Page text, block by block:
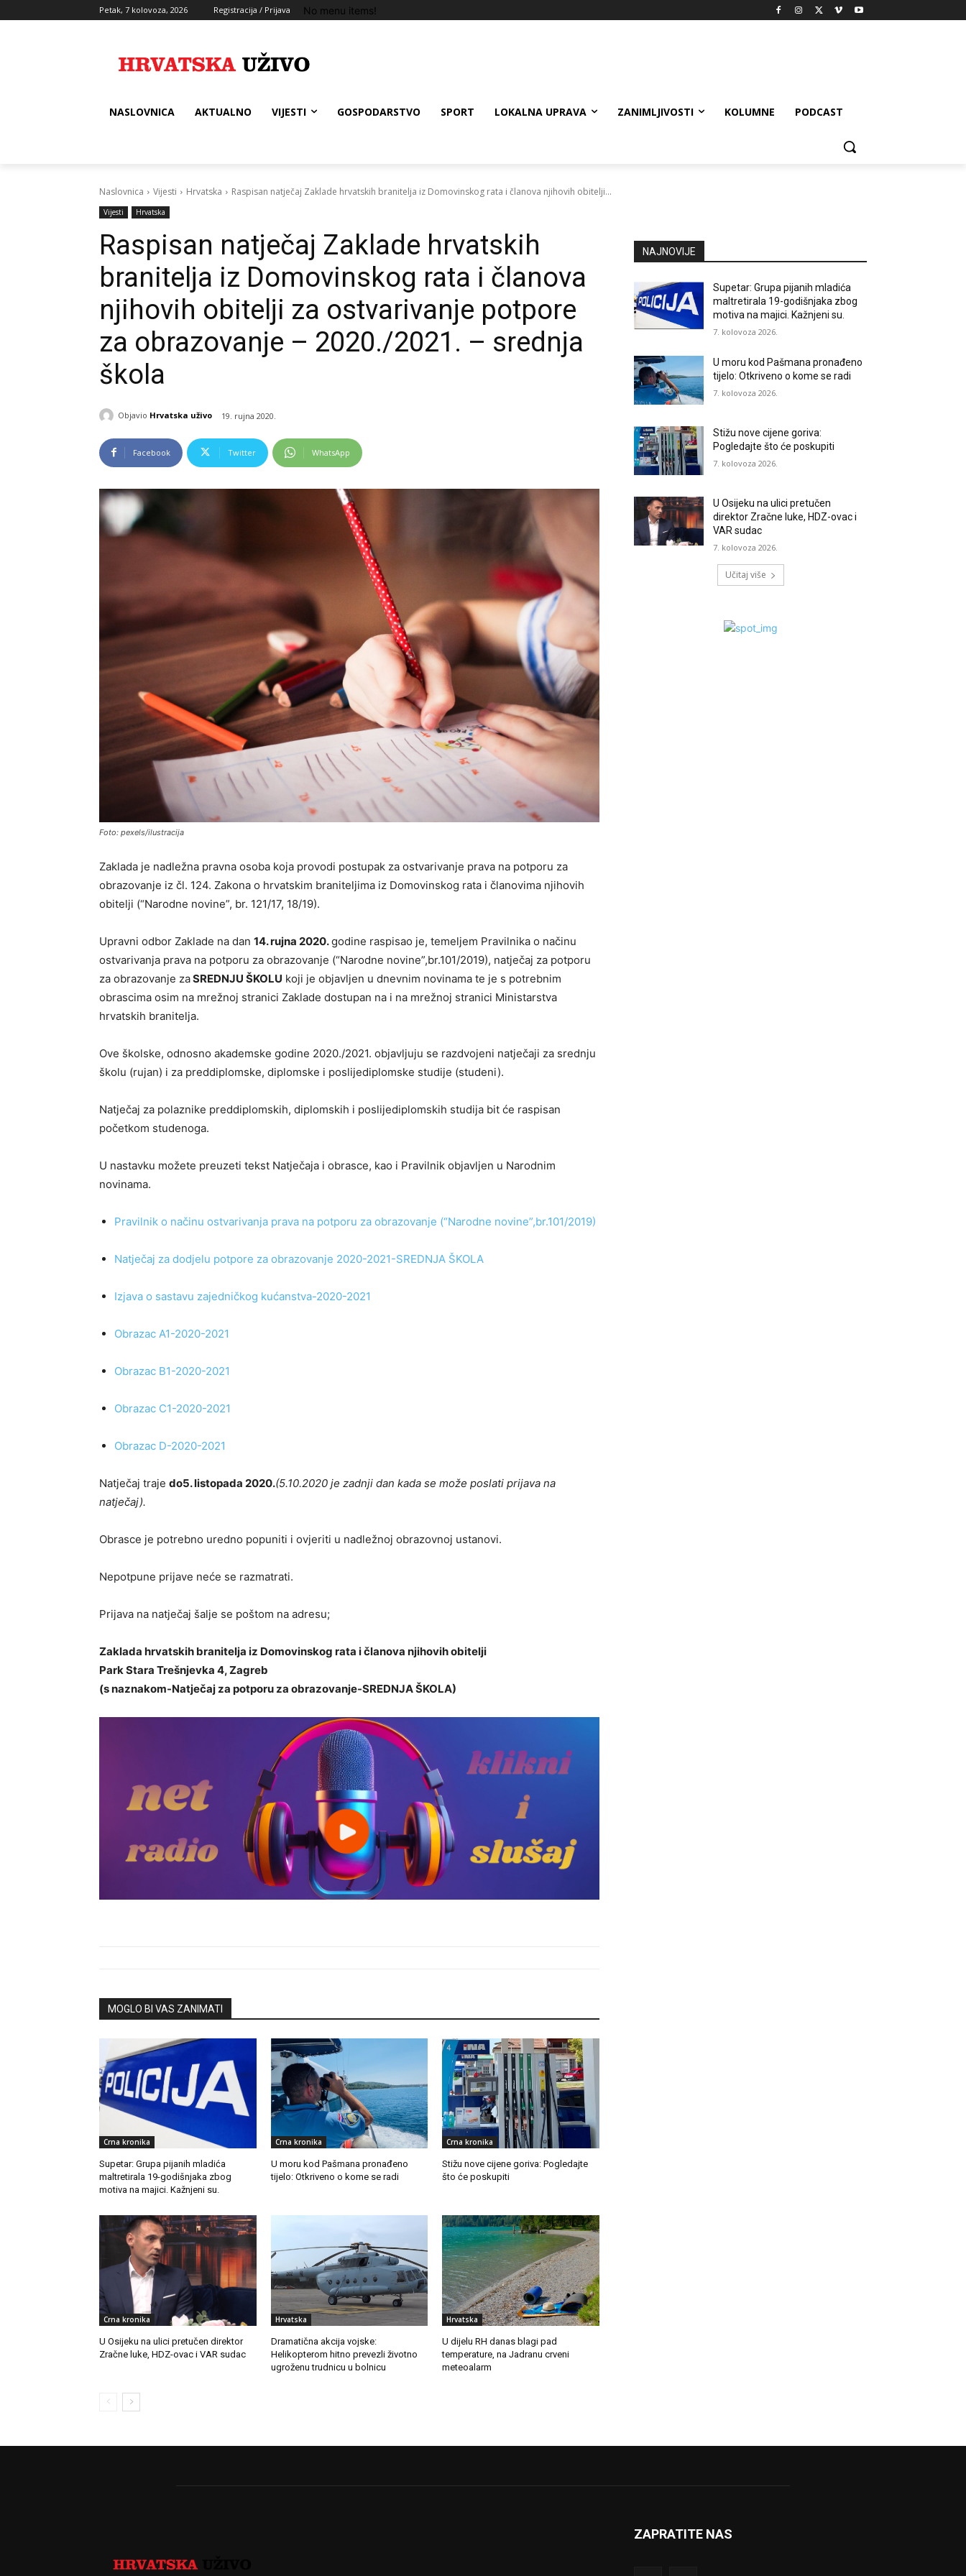
Petak, 7 kolovoza, 2026 Registracija / Prijava No menu items!
NASLOVNICA AKTUALNO VIJESTI GOSPODARSTVO SPORT LOKALNA UPRAVA ZANIMLJIVOSTI KOLUMNE PODCAST
Naslovnica Vijesti Hrvatska Raspisan natječaj Zaklade hrvatskih branitelja iz Domovinskog rata i članova njihovih obitelji...
Vijesti Hrvatska
Raspisan natječaj Zaklade hrvatskih
branitelja iz Domovinskog rata i članova
njihovih obitelji za ostvarivanje potpore
za obrazovanje – 2020./2021. – srednja
škola
Objavio Hrvatska uživo 19. rujna 2020.
Facebook Twitter WhatsApp
Foto: pexels/ilustracija
Zaklada je nadležna pravna osoba koja provodi postupak za ostvarivanje prava na potporu za
obrazovanje iz čl. 124. Zakona o hrvatskim braniteljima iz Domovinskog rata i članovima njihovih
obitelji (“Narodne novine”, br. 121/17, 18/19).
Upravni odbor Zaklade na dan 14. rujna 2020.godine raspisao je, temeljem Pravilnika o načinu
ostvarivanja prava na potporu za obrazovanje (“Narodne novine”,br.101/2019), natječaj za potporu
za obrazovanje zaSREDNJU ŠKOLU koji je objavljen u dnevnim novinama te je s potrebnim
obrascima osim na mrežnoj stranici Zaklade dostupan na i na mrežnoj stranici Ministarstva
hrvatskih branitelja.
Ove školske, odnosno akademske godine 2020./2021. objavljuju se razdvojeni natječaji za srednju
školu (rujan) i za preddiplomske, diplomske i poslijediplomske studije (studeni).
Natječaj za polaznike preddiplomskih, diplomskih i poslijediplomskih studija bit će raspisan
početkom studenoga.
U nastavku možete preuzeti tekst Natječaja i obrasce, kao i Pravilnik objavljen u Narodnim
novinama.
Pravilnik o načinu ostvarivanja prava na potporu za obrazovanje (“Narodne novine”,br.101/2019)
Natječaj za dodjelu potpore za obrazovanje 2020-2021-SREDNJA ŠKOLA
Izjava o sastavu zajedničkog kućanstva-2020-2021
Obrazac A1-2020-2021
Obrazac B1-2020-2021
Obrazac C1-2020-2021
Obrazac D-2020-2021
Natječaj traje do5. listopada 2020.(5.10.2020 je zadnji dan kada se može poslati prijava na
natječaj).
Obrasce je potrebno uredno popuniti i ovjeriti u nadležnoj obrazovnoj ustanovi.
Nepotpune prijave neće se razmatrati.
Prijava na natječaj šalje se poštom na adresu;
Zaklada hrvatskih branitelja iz Domovinskog rata i članova njihovih obitelji
Park Stara Trešnjevka 4, Zagreb
(s naznakom-Natječaj za potporu za obrazovanje-SREDNJA ŠKOLA)
MOGLO BI VAS ZANIMATI
Crna kronika
Supetar: Grupa pijanih mladića
maltretirala 19-godišnjaka zbog
motiva na majici. Kažnjeni su.
Crna kronika
U moru kod Pašmana pronađeno
tijelo: Otkriveno o kome se radi
Crna kronika
Stižu nove cijene goriva: Pogledajte
što će poskupiti
Crna kronika
U Osijeku na ulici pretučen direktor
Zračne luke, HDZ-ovac i VAR sudac
Hrvatska
Dramatična akcija vojske:
Helikopterom hitno prevezli životno
ugroženu trudnicu u bolnicu
Hrvatska
U dijelu RH danas blagi pad
temperature, na Jadranu crveni
meteoalarm
NAJNOVIJE
Supetar: Grupa pijanih mladića
maltretirala 19-godišnjaka zbog
motiva na majici. Kažnjeni su.
7. kolovoza 2026.
U moru kod Pašmana pronađeno
tijelo: Otkriveno o kome se radi
7. kolovoza 2026.
Stižu nove cijene goriva:
Pogledajte što će poskupiti
7. kolovoza 2026.
U Osijeku na ulici pretučen
direktor Zračne luke, HDZ-ovac i
VAR sudac
7. kolovoza 2026.
Učitaj više
ZAPRATITE NAS